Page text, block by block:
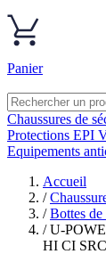
Panier
Chaussures de
Protections EPI
Equipements
Accueil
/
/ Bottes de
/ U-
HI CI